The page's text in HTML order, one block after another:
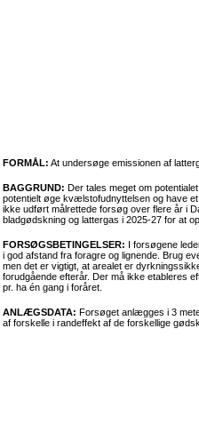
FORMÅL: At undersøge emissionen af
BAGGRUND: Der tales meget om
potentielt øge kvælstofudnyttelsen og have
ikke udført målrettede forsøg over flere år i
bladgødskning og lattergas i 2025-27 for at
FORSØGSBETINGELSER: I forsøgene
i god afstand fra foragre og lignende. Brug
men det er vigtigt, at arealet er
forudgående efterår. Der må ikke etableres
pr. ha én gang i foråret.
ANLÆGSDATA: Forsøget anlægges i 3
af forskelle i randeffekt af de forskellige